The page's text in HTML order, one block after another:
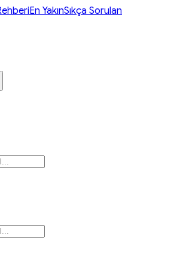
En YakınSıkça Sorulan